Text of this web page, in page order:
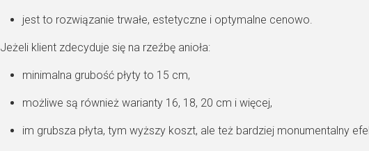
jest to rozwiązanie trwałe, estetyczne i optymalne cenowo.
Jeżeli klient zdecyduje się na rzeźbę anioła:
minimalna grubość płyty to 15 cm,
możliwe są również warianty 16, 18, 20 cm i więcej,
im grubsza płyta, tym wyższy koszt, ale też bardziej monumentalny